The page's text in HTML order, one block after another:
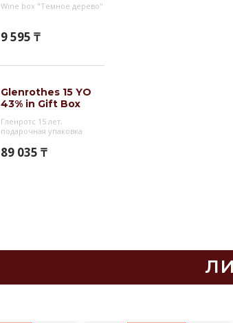
Wine box "Темное дерево"
9 595 ₸
Glenrothes 15 YO
43% in Gift Box
Гленротс 15 лет,
подарочная упаковка
89 035 ₸